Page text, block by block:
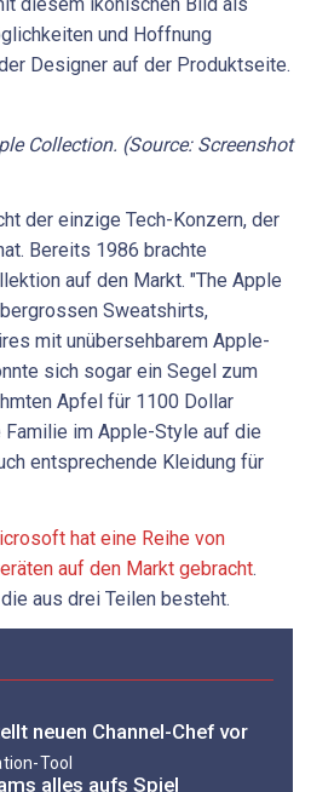
und Hoffnung
Designer auf der Produktseite.
Collection. (Source: Screenshot
der einzige Tech-Konzern, der
Bereits 1986 brachte
auf den Markt. "The Apple
Sweatshirts,
mit unübersehbarem Apple-
sich sogar ein Segel zum
Apfel für 1100 Dollar
im Apple-Style auf die
entsprechende Kleidung für
hat eine Reihe von
auf den Markt gebracht.
aus drei Teilen besteht.
neuen Channel-Chef vor
Tool
alles aufs Spiel